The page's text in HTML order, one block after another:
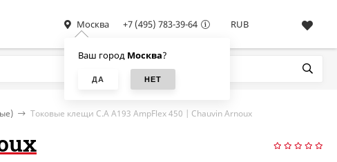
Москва
Ваш город Москва?
+7 (495) 783-39-64 RUB
Токовые клещи C.A A193 AmpFlex 450 | Chauvin Arnoux